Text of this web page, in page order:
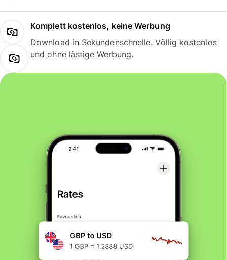
Komplett kostenlos, keine Werbung
Download in Sekundenschnelle. Völlig kostenlos
und ohne lästige Werbung.